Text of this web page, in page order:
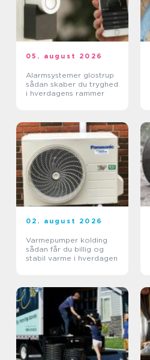
05. august 2026
Alarmsystemer glostrup
sådan skaber du tryghed
i hverdagens rammer
02. august 2026
Varmepumper kolding
sådan får du billig og
stabil varme i hverdagen